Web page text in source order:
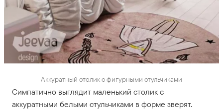
Аккуратный столик с фигурными стульчиками
Симпатично выглядит маленький столик с
аккуратными белыми стульчиками в форме зверят.